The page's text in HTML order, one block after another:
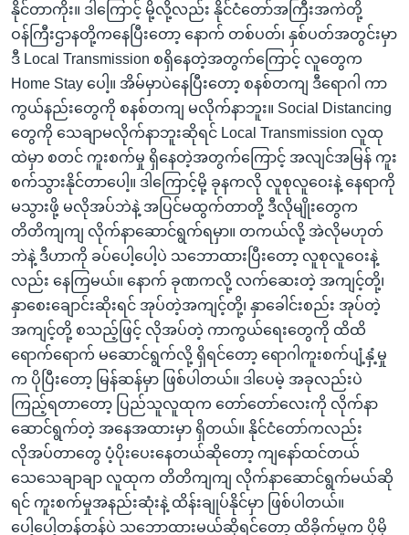
နိုင်တာကိုး။ ဒါကြောင့် မို့လို့လည်း နိုင်ငံတော်အကြီးအကဲတို့
ဝန်ကြီးဌာနတို့ကနေပြီးတော့ နောက် တစ်ပတ်၊ နှစ်ပတ်အတွင်းမှာ
ဒီ Local Transmission စရှိနေတဲ့အတွက်ကြောင့် လူတွေက
Home Stay ပေါ့။ အိမ်မှာပဲနေပြီးတော့ စနစ်တကျ ဒီရောဂါ ကာ
ကွယ်နည်းတွေကို စနစ်တကျ မလိုက်နာဘူး။ Social Distancing
တွေကို သေချာမလိုက်နာဘူးဆိုရင် Local Transmission လူထု
ထဲမှာ စတင် ကူးစက်မှု ရှိနေတဲ့အတွက်ကြောင့် အလျင်အမြန် ကူး
စက်သွားနိုင်တာပေါ့။ ဒါကြောင့်မို့ ခုနကလို လူစုလူဝေးနဲ့ နေရာကို
မသွားဖို့ မလိုအပ်ဘဲနဲ့ အပြင်မထွက်တာတို့ ဒီလိုမျိုးတွေက
တိတိကျကျ လိုက်နာဆောင်ရွက်ရမှာ။ တကယ်လို့ အဲလိုမဟုတ်
ဘဲနဲ့ ဒီဟာကို ခပ်ပေါ့ပေါ့ပဲ သဘောထားပြီးတော့ လူစုလူဝေးနဲ့
လည်း နေကြမယ်။ နောက် ခုဏကလို့ လက်ဆေးတဲ့ အကျင့်တို့၊
နှာစေးချောင်းဆိုးရင် အုပ်တဲ့အကျင့်တို့၊ နှာခေါင်းစည်း အုပ်တဲ့
အကျင့်တို့ စသည့်ဖြင့် လိုအပ်တဲ့ ကာကွယ်ရေးတွေကို ထိထိ
ရောက်ရောက် မဆောင်ရွက်လို့ ရှိရင်တော့ ရောဂါကူးစက်ပျံ့နှံ့မှု
က ပိုပြီးတော့ မြန်ဆန်မှာ ဖြစ်ပါတယ်။ ဒါပေမဲ့ အခုလည်းပဲ
ကြည့်ရတာတော့ ပြည်သူလူထုက တော်တော်လေးကို လိုက်နာ
ဆောင်ရွက်တဲ့ အနေအထားမှာ ရှိတယ်။ နိုင်ငံတော်ကလည်း
လိုအပ်တာတွေ ပံ့ပိုးပေးနေတယ်ဆိုတော့ ကျနော်ထင်တယ်
သေသေချာချာ လူထုက တိတိကျကျ လိုက်နာဆောင်ရွက်မယ်ဆို
ရင် ကူးစက်မှုအနည်းဆုံးနဲ့ ထိန်းချုပ်နိုင်မှာ ဖြစ်ပါတယ်။
ပေါ့ပေါ့တန်တန်ပဲ သဘောထားမယ်ဆိုရင်တော့ ထိခိုက်မှုက ပိုမို